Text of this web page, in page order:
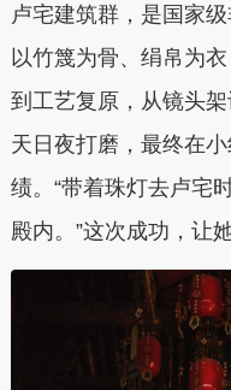
卢宅建筑群，是国家
以竹篾为骨、绢帛为
到工艺复原，从镜头
天日夜打磨，最终在
绩。“带着珠灯去卢宅
殿内。”这次成功，让